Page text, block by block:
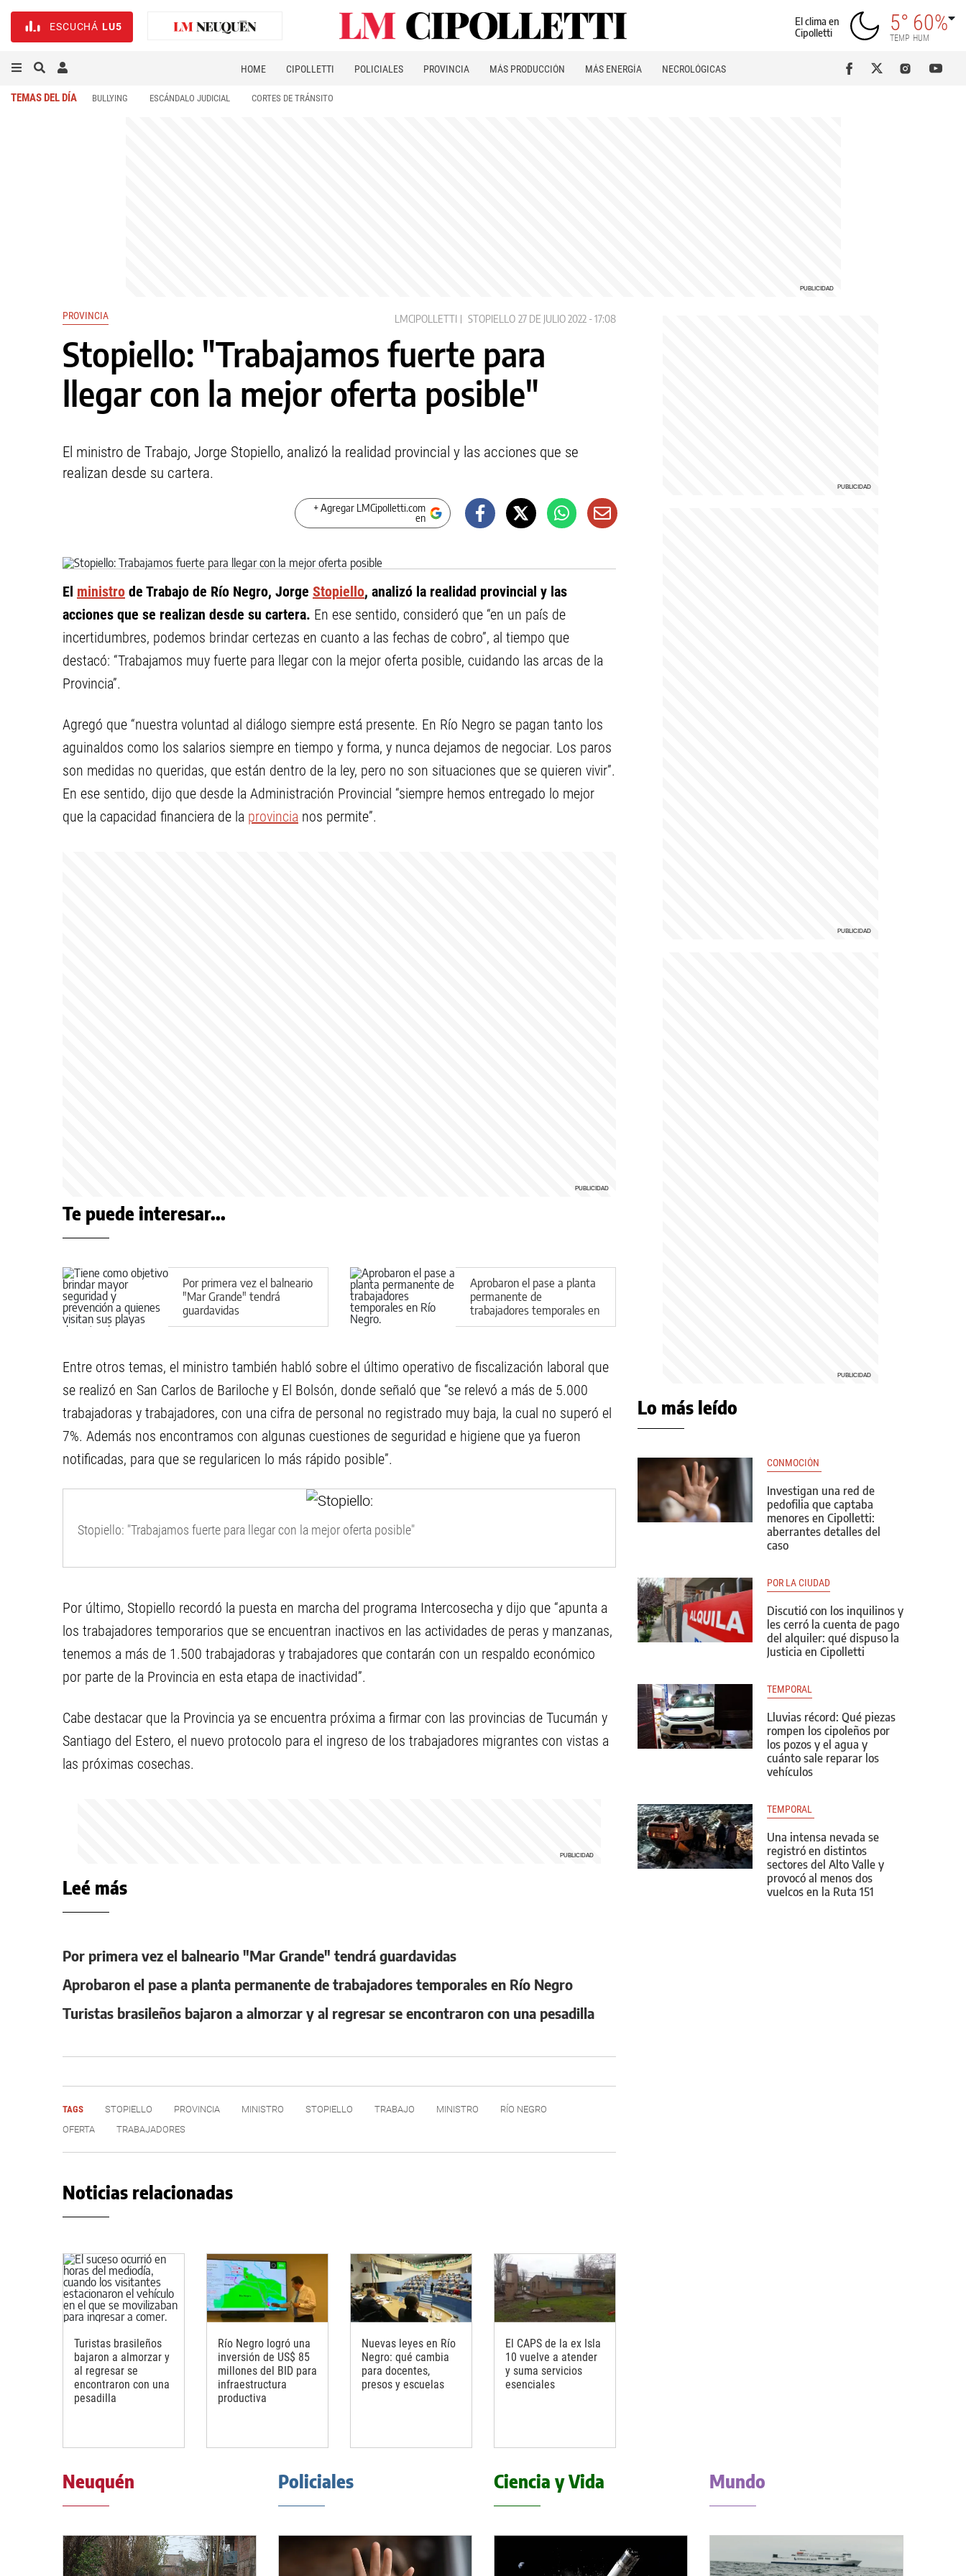
ESCUCHÁ LU5
El clima en
Cipolletti
5°
TEMP
60%
HUM
HOME CIPOLLETTI POLICIALES PROVINCIA MÁS PRODUCCIÓN MÁS ENERGÍA NECROLÓGICAS
TEMAS DEL DÍA BULLYING ESCÁNDALO JUDICIAL CORTES DE TRÁNSITO
PROVINCIA LMCIPOLLETTI STOPIELLO 27 DE JULIO 2022 - 17:08
Stopiello: "Trabajamos fuerte para
llegar con la mejor oferta posible"
El ministro de Trabajo, Jorge Stopiello, analizó la realidad provincial y las acciones que se
realizan desde su cartera.
+ Agregar LMCipolletti.com
en
El ministro de Trabajo de Río Negro, Jorge Stopiello, analizó la realidad provincial y las
acciones que se realizan desde su cartera. En ese sentido, consideró que “en un país de
incertidumbres, podemos brindar certezas en cuanto a las fechas de cobro”, al tiempo que
destacó: “Trabajamos muy fuerte para llegar con la mejor oferta posible, cuidando las arcas de la
Provincia”.
Agregó que “nuestra voluntad al diálogo siempre está presente. En Río Negro se pagan tanto los
aguinaldos como los salarios siempre en tiempo y forma, y nunca dejamos de negociar. Los paros
son medidas no queridas, que están dentro de la ley, pero no son situaciones que se quieren vivir”.
En ese sentido, dijo que desde la Administración Provincial “siempre hemos entregado lo mejor
que la capacidad financiera de la provincia nos permite”.
Te puede interesar...
Por primera vez el balneario
"Mar Grande" tendrá
guardavidas
Aprobaron el pase a planta
permanente de
trabajadores temporales en
Río Negro
Entre otros temas, el ministro también habló sobre el último operativo de fiscalización laboral que
se realizó en San Carlos de Bariloche y El Bolsón, donde señaló que “se relevó a más de 5.000
trabajadoras y trabajadores, con una cifra de personal no registrado muy baja, la cual no superó el
7%. Además nos encontramos con algunas cuestiones de seguridad e higiene que ya fueron
notificadas, para que se regularicen lo más rápido posible”.
Stopiello: "Trabajamos fuerte para llegar con la mejor oferta posible"
Por último, Stopiello recordó la puesta en marcha del programa Intercosecha y dijo que “apunta a
los trabajadores temporarios que se encuentran inactivos en las actividades de peras y manzanas,
tenemos a más de 1.500 trabajadoras y trabajadores que contarán con un respaldo económico
por parte de la Provincia en esta etapa de inactividad”.
Cabe destacar que la Provincia ya se encuentra próxima a firmar con las provincias de Tucumán y
Santiago del Estero, el nuevo protocolo para el ingreso de los trabajadores migrantes con vistas a
las próximas cosechas.
Leé más
Por primera vez el balneario "Mar Grande" tendrá guardavidas
Aprobaron el pase a planta permanente de trabajadores temporales en Río Negro
Turistas brasileños bajaron a almorzar y al regresar se encontraron con una pesadilla
TAGS STOPIELLO PROVINCIA MINISTRO STOPIELLO TRABAJO MINISTRO
RÍO NEGRO
OFERTA
TRABAJADORES
Noticias relacionadas
Turistas brasileños
bajaron a almorzar y
al regresar se
encontraron con una
pesadilla
Río Negro logró una
inversión de US$ 85
millones del BID para
infraestructura
productiva
Nuevas leyes en Río
Negro: qué cambia
para docentes,
presos y escuelas
El CAPS de la ex Isla
10 vuelve a atender
y suma servicios
esenciales
Lo más leído
CONMOCIÓN
Investigan una red de
pedofilia que captaba
menores en Cipolletti:
aberrantes detalles del
caso
POR LA CIUDAD
Discutió con los inquilinos y
les cerró la cuenta de pago
del alquiler: qué dispuso la
Justicia en Cipolletti
TEMPORAL
Lluvias récord: Qué piezas
rompen los cipoleños por
los pozos y el agua y
cuánto sale reparar los
vehículos
TEMPORAL
Una intensa nevada se
registró en distintos
sectores del Alto Valle y
provocó al menos dos
vuelcos en la Ruta 151
Neuquén Policiales Ciencia y Vida Mundo